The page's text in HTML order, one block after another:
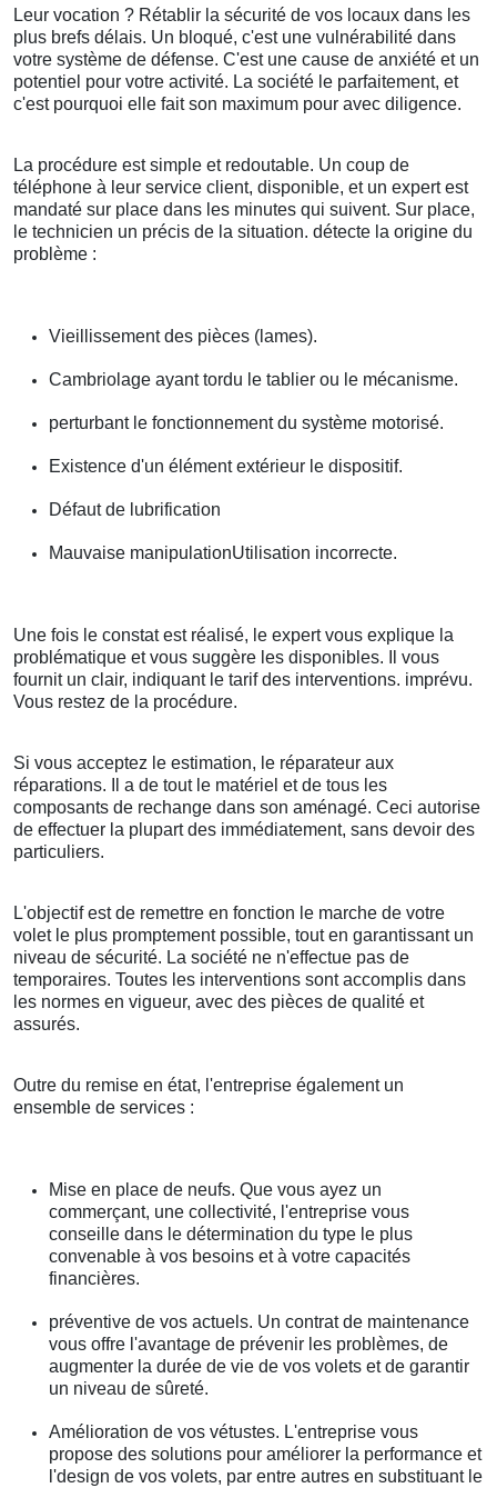
Leur vocation ? Rétablir la sécurité de vos locaux dans les
plus brefs délais. Un bloqué, c'est une vulnérabilité dans
votre système de défense. C'est une cause de anxiété et un
potentiel pour votre activité. La société le parfaitement, et
c'est pourquoi elle fait son maximum pour avec diligence.
La procédure est simple et redoutable. Un coup de
téléphone à leur service client, disponible, et un expert est
mandaté sur place dans les minutes qui suivent. Sur place,
le technicien un précis de la situation. détecte la origine du
problème :
Vieillissement des pièces (lames).
Cambriolage ayant tordu le tablier ou le mécanisme.
perturbant le fonctionnement du système motorisé.
Existence d'un élément extérieur le dispositif.
Défaut de lubrification
Mauvaise manipulationUtilisation incorrecte.
Une fois le constat est réalisé, le expert vous explique la
problématique et vous suggère les disponibles. Il vous
fournit un clair, indiquant le tarif des interventions. imprévu.
Vous restez de la procédure.
Si vous acceptez le estimation, le réparateur aux
réparations. Il a de tout le matériel et de tous les
composants de rechange dans son aménagé. Ceci autorise
de effectuer la plupart des immédiatement, sans devoir des
particuliers.
L'objectif est de remettre en fonction le marche de votre
volet le plus promptement possible, tout en garantissant un
niveau de sécurité. La société ne n'effectue pas de
temporaires. Toutes les interventions sont accomplis dans
les normes en vigueur, avec des pièces de qualité et
assurés.
Outre du remise en état, l'entreprise également un
ensemble de services :
Mise en place de neufs. Que vous ayez un
commerçant, une collectivité, l'entreprise vous
conseille dans le détermination du type le plus
convenable à vos besoins et à votre capacités
financières.
préventive de vos actuels. Un contrat de maintenance
vous offre l'avantage de prévenir les problèmes, de
augmenter la durée de vie de vos volets et de garantir
un niveau de sûreté.
Amélioration de vos vétustes. L'entreprise vous
propose des solutions pour améliorer la performance et
l'design de vos volets, par entre autres en substituant le